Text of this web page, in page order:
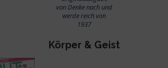
von Denke nach und
werde reich von
1937
Körper & Geist